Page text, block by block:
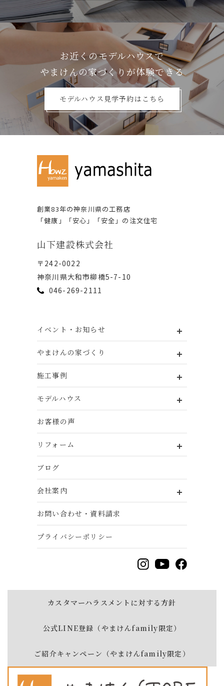
お近くのモデルハウスで
やまけんの家づくりが体験できる
モデルハウス見学予約はこちら
創業83年の神奈川県の⼯務店
「健康」「安⼼」「安全」の注⽂住宅
⼭下建設株式会社
〒242-0022
神奈川県⼤和市柳橋5-7-10
046-269-2111
イベント・お知らせ
やまけんの家づくり
施工事例
モデルハウス
お客様の声
リフォーム
ブログ
会社案内
お問い合わせ・資料請求
プライバシーポリシー
カスタマーハラスメントに対する方針
公式LINE登録（やまけんfamily限定）
ご紹介キャンペーン（やまけんfamily限定）